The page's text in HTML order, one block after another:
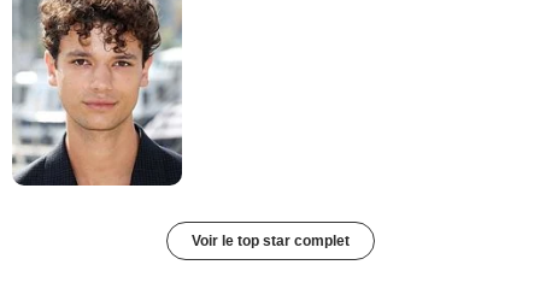
Voir le top star complet